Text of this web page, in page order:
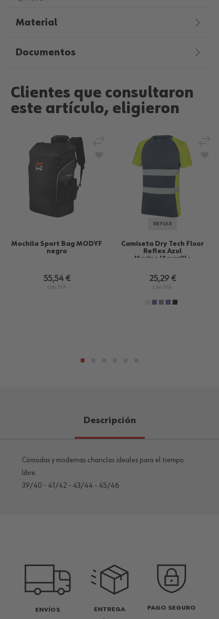
Material
Documentos
Clientes que consultaron
este artículo, eligieron
Mochila Sport Bag MODYF
negro
55,54 €
con IVA
Añadir para comparar
Añadir a la Lista de Deseos
REFLEX
Camiseta Dry Tech Fluor
Reflex Azul
Marino/Amarillo
25,29 €
con IVA
Descripción
Cómodas y modernas chanclas ideales para el tiempo
libre.
39/40 - 41/42 - 43/44 - 45/46
ENVÍOS
ENTREGA
PAGO SEGURO